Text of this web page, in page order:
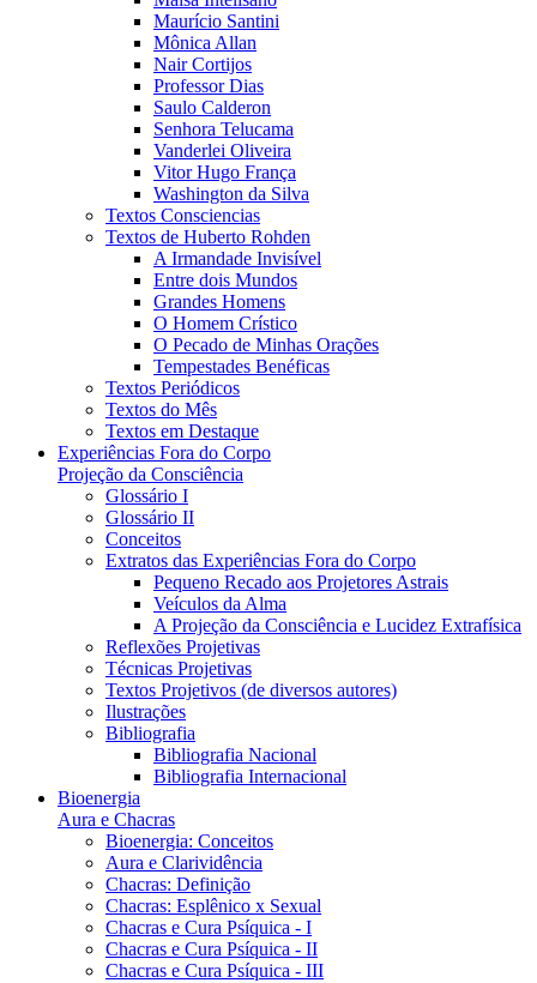
Maurício Santini
Mônica Allan
Nair Cortijos
Professor Dias
Saulo Calderon
Senhora Telucama
Vanderlei Oliveira
Vitor Hugo França
Washington da Silva
Textos Consciencias
Textos de Huberto Rohden
A Irmandade Invisível
Entre dois Mundos
Grandes Homens
O Homem Crístico
O Pecado de Minhas Orações
Tempestades Benéficas
Textos Periódicos
Textos do Mês
Textos em Destaque
Experiências Fora do Corpo
Projeção da Consciência
Glossário I
Glossário II
Conceitos
Extratos das Experiências Fora do Corpo
Pequeno Recado aos Projetores Astrais
Veículos da Alma
A Projeção da Consciência e Lucidez Extrafísica
Reflexões Projetivas
Técnicas Projetivas
Textos Projetivos (de diversos autores)
Ilustrações
Bibliografia
Bibliografia Nacional
Bibliografia Internacional
Bioenergia
Aura e Chacras
Bioenergia: Conceitos
Aura e Clarividência
Chacras: Definição
Chacras: Esplênico x Sexual
Chacras e Cura Psíquica - I
Chacras e Cura Psíquica - II
Chacras e Cura Psíquica - III